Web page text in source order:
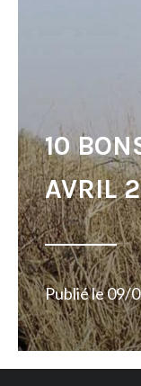
10
AVRIL
Publié le09/